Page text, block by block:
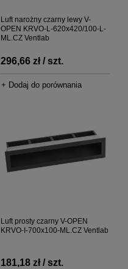
Luft narożny czarny lewy V-
OPEN KRVO-L-620x420/100-L-
ML.CZ Ventlab
296,66 zł / szt.
+ Dodaj do porównania
Luft prosty czarny V-OPEN
KRVO-I-700x100-ML.CZ Ventlab
181,18 zł / szt.